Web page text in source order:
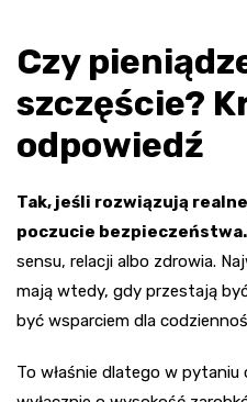
Czy
szczęście?
odpowiedź
Tak, jeśli rozwiązują
poczucie bezpieczeństwa.
sensu, relacji albo zdrowia.
mają wtedy, gdy przestają
być wsparciem dla
To właśnie dlatego w